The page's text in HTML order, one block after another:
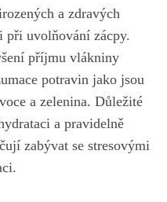
a zdravých
při uvolňování zácpy.
příjmu vlákniny
potravin jako jsou
a zelenina. Důležité
a pravidelně
zabývat se stresovými